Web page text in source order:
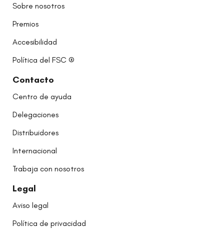
Sobre nosotros
Premios
Accesibilidad
Política del FSC ®
Contacto
Centro de ayuda
Delegaciones
Distribuidores
Internacional
Trabaja con nosotros
Legal
Aviso legal
Política de privacidad